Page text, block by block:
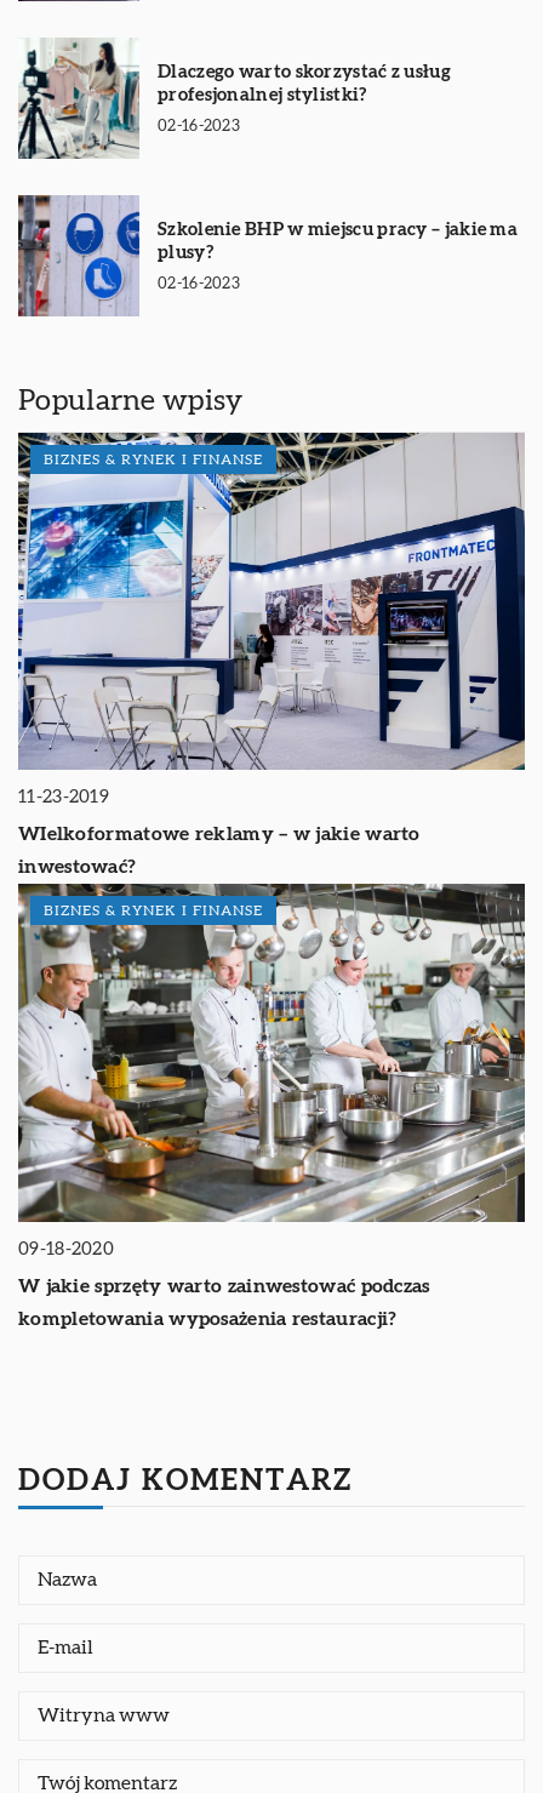
Dlaczego warto skorzystać z usług
profesjonalnej stylistki?
02-16-2023
Szkolenie BHP w miejscu pracy – jakie ma
plusy?
02-16-2023
Popularne wpisy
BIZNES & RYNEK I FINANSE
11-23-2019
WIelkoformatowe reklamy – w jakie warto
inwestować?
BIZNES & RYNEK I FINANSE
09-18-2020
W jakie sprzęty warto zainwestować podczas
kompletowania wyposażenia restauracji?
DODAJ KOMENTARZ